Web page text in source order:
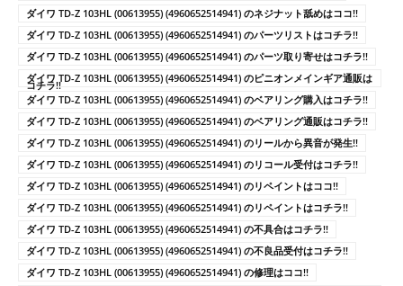
ダイワ TD-Z 103HL (00613955) (4960652514941) のネジナット舐めはココ!!
ダイワ TD-Z 103HL (00613955) (4960652514941) のパーツリストはコチラ!!
ダイワ TD-Z 103HL (00613955) (4960652514941) のパーツ取り寄せはコチラ!!
ダイワ TD-Z 103HL (00613955) (4960652514941) のピニオンメインギア通販は
コチラ!!
ダイワ TD-Z 103HL (00613955) (4960652514941) のベアリング購入はコチラ!!
ダイワ TD-Z 103HL (00613955) (4960652514941) のベアリング通販はコチラ!!
ダイワ TD-Z 103HL (00613955) (4960652514941) のリールから異音が発生!!
ダイワ TD-Z 103HL (00613955) (4960652514941) のリコール受付はコチラ!!
ダイワ TD-Z 103HL (00613955) (4960652514941) のリペイントはココ!!
ダイワ TD-Z 103HL (00613955) (4960652514941) のリペイントはコチラ!!
ダイワ TD-Z 103HL (00613955) (4960652514941) の不具合はコチラ!!
ダイワ TD-Z 103HL (00613955) (4960652514941) の不良品受付はコチラ!!
ダイワ TD-Z 103HL (00613955) (4960652514941) の修理はココ!!